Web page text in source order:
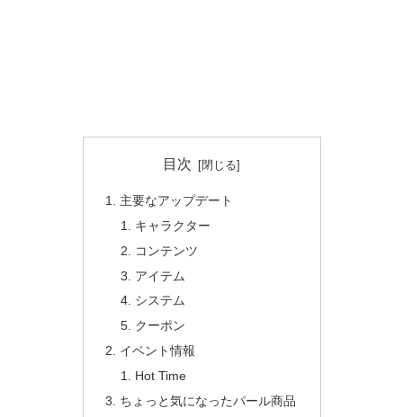
目次
主要なアップデート
キャラクター
コンテンツ
アイテム
システム
クーポン
イベント情報
Hot Time
ちょっと気になったパール商品